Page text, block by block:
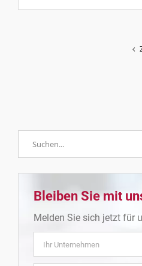
Bleiben Sie mit
Melden Sie sich jetzt für